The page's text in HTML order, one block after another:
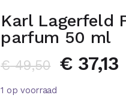
Karl Lagerfeld
parfum 50 ml
€49,50 €37,13
1 op voorraad